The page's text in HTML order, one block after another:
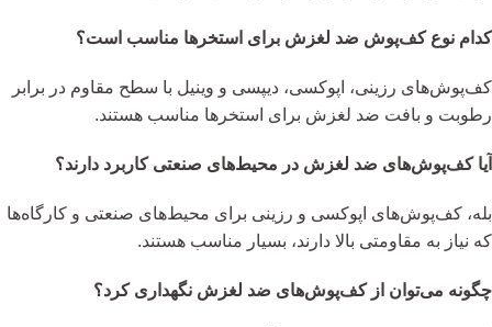
کدام نوع کف‌پوش ضد لغزش برای استخرها مناسب است؟
کف‌پوش‌های رزینی، اپوکسی، دیپسی و وینیل با سطح مقاوم در برابر
رطوبت و بافت ضد لغزش برای استخرها مناسب هستند.
آیا کف‌پوش‌های ضد لغزش در محیط‌های صنعتی کاربرد دارند؟
بله، کف‌پوش‌های اپوکسی و رزینی برای محیط‌های صنعتی و کارگاه‌ها
که نیاز به مقاومتی بالا دارند، بسیار مناسب هستند.
چگونه می‌توان از کف‌پوش‌های ضد لغزش نگهداری کرد؟